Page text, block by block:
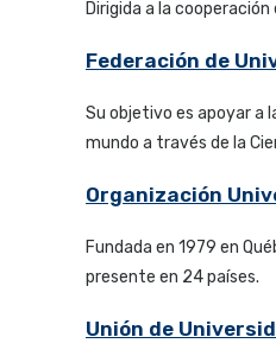
Dirigida a la cooperación
Federación de
Su objetivo es apoyar a
mundo a través de la
Organización
Fundada en 1979 en
presente en 24 países.
Unión de